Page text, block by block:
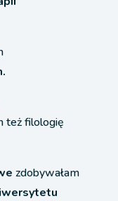
też filologię
zdobywałam